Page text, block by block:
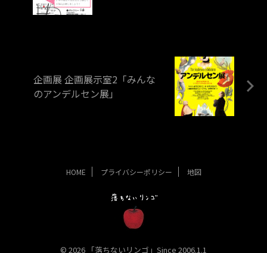
企画展 企画展示室2「みんな
のアンデルセン展」
HOME プライバシーポリシー 地図
© 2026 「落ちないリンゴ」Since 2006.1.1